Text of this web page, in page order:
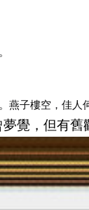
燕子樓空，佳人
覺，但有舊